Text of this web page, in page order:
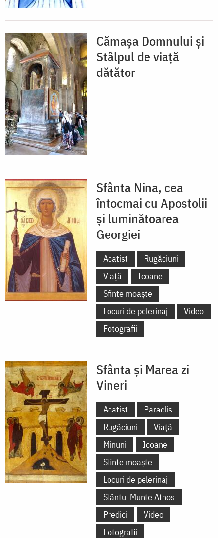
Cămaşa Domnului şi
Stâlpul de viaţă
dătător
Sfânta Nina, cea
întocmai cu Apostolii
și luminătoarea
Georgiei
Acatist
Rugăciuni
Viață
Icoane
Sfinte moaște
Locuri de pelerinaj
Video
Fotografii
Sfânta și Marea zi
Vineri
Acatist
Paraclis
Rugăciuni
Viață
Minuni
Icoane
Sfinte moaște
Locuri de pelerinaj
Sfântul Munte Athos
Predici
Video
Fotografii